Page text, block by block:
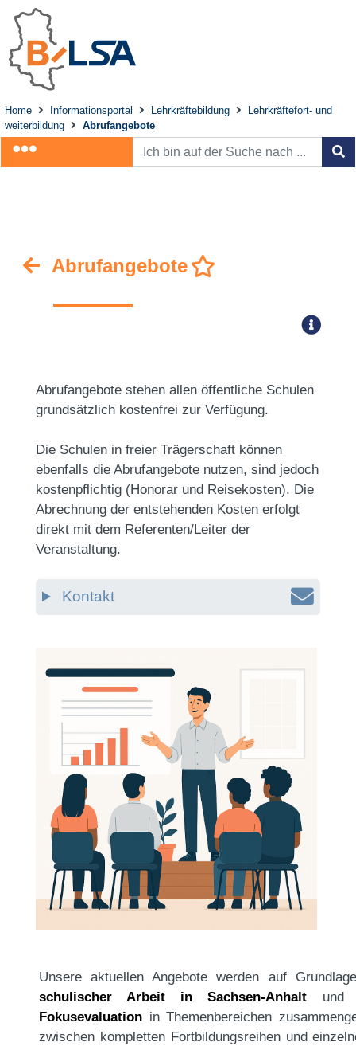
Home Informationsportal Lehrkräftebildung
Lehrkräftefort- und
weiterbildung
Abrufangebote
Abrufangebote
Abrufangebote stehen allen öffentliche Schulen
grundsätzlich kostenfrei zur Verfügung.
Die Schulen in freier Trägerschaft können
ebenfalls die Abrufangebote nutzen, sind jedoch
kostenpflichtig (Honorar und Reisekosten). Die
Abrechnung der entstehenden Kosten erfolgt
direkt mit dem Referenten/Leiter der
Veranstaltung.
Kontakt
Unsere aktuellen Angebote werden auf
schulischer Arbeit in Sachsen-Anhalt und
Fokusevaluation in Themenbereichen
zwischen kompletten Fortbildungsreihen und